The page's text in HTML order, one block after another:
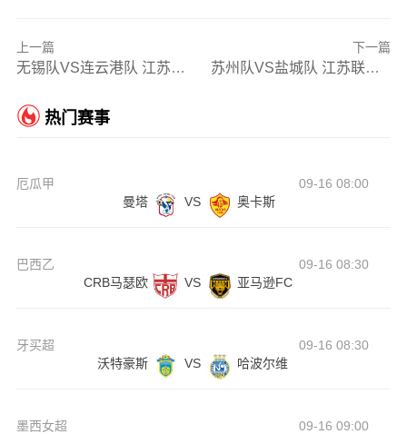
上一篇
无锡队VS连云港队 江苏联第直播高清录像回放
下一篇
苏州队VS盐城队 江苏联第直播高清录像回放
热门赛事
厄瓜甲
09-16 08:00
曼塔
VS 奥卡斯
巴西乙
09-16 08:30
CRB马瑟欧
VS 亚马逊FC
牙买超
09-16 08:30
沃特豪斯
VS 哈波尔维
墨西女超
09-16 09:00